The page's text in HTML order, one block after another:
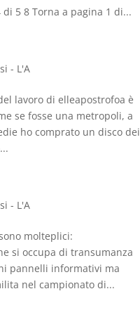
di 5 8 Torna a pagina 1 di...
- L'A
del lavoro di elleapostrofoa è
se fosse una metropoli, a
ho comprato un disco dei
- L'A
sono molteplici:
si occupa di transumanza
pannelli informativi ma
nel campionato di...